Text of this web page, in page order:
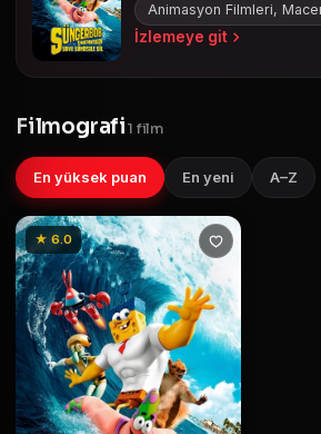
Animasyon Filmleri,
İzlemeye git
Filmografi1 film
En yüksek puan En yeni A–Z
★ 6.0